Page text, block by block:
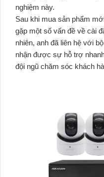
nghiệm này.
Sau khi mua sản phẩm
gặp một số vấn đề về cài
nhiên, anh đã liên hệ với
nhận được sự hỗ trợ
đội ngũ chăm sóc khách